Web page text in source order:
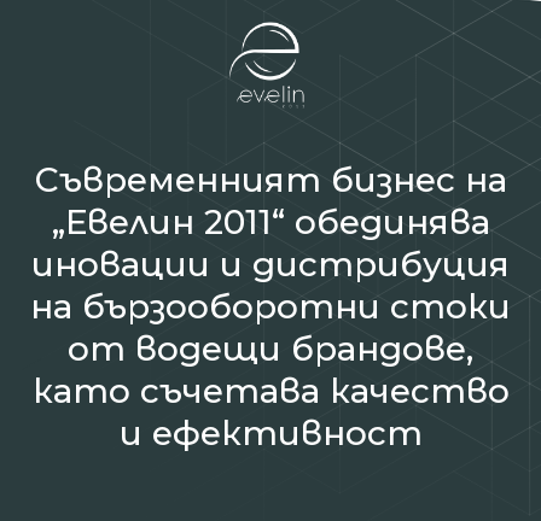
Съвременният бизнес на
„Евелин 2011“ обединява
иновации и дистрибуция
на бързооборотни стоки
от водещи брандове,
като съчетава качество
и ефективност